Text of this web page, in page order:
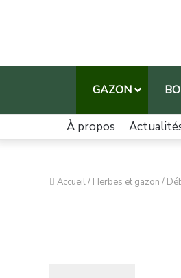
GAZON
À propos
Accueil/ Herbes et gazon /